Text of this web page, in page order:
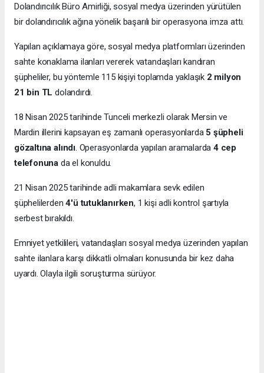
Dolandırıcılık Büro Amirliği, sosyal medya üzerinden yürütülen
bir dolandırıcılık ağına yönelik başarılı bir operasyona imza attı.
Yapılan açıklamaya göre, sosyal medya platformları üzerinden
sahte konaklama ilanları vererek vatandaşları kandıran
şüpheliler, bu yöntemle 115 kişiyi toplamda yaklaşık 2 milyon
21 bin TL dolandırdı.
18 Nisan 2025 tarihinde Tunceli merkezli olarak Mersin ve
Mardin illerini kapsayan eş zamanlı operasyonlarda 5 şüpheli
gözaltına alındı. Operasyonlarda yapılan aramalarda4 cep
telefonuna da el konuldu.
21 Nisan 2025 tarihinde adli makamlara sevk edilen
şüphelilerden4'ü tutuklanırken, 1 kişi adli kontrol şartıyla
serbest bırakıldı.
Emniyet yetkilileri, vatandaşları sosyal medya üzerinden yapılan
sahte ilanlara karşı dikkatli olmaları konusunda bir kez daha
uyardı. Olayla ilgili soruşturma sürüyor.